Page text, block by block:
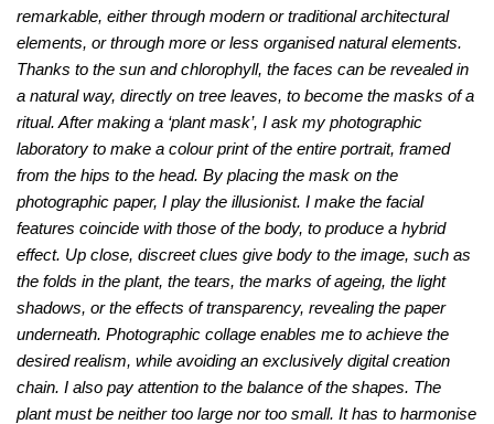
remarkable, either through modern or traditional architectural
elements, or through more or less organised natural elements.
Thanks to the sun and chlorophyll, the faces can be revealed in
a natural way, directly on tree leaves, to become the masks of a
ritual. After making a ‘plant mask’, I ask my photographic
laboratory to make a colour print of the entire portrait, framed
from the hips to the head. By placing the mask on the
photographic paper, I play the illusionist. I make the facial
features coincide with those of the body, to produce a hybrid
effect. Up close, discreet clues give body to the image, such as
the folds in the plant, the tears, the marks of ageing, the light
shadows, or the effects of transparency, revealing the paper
underneath. Photographic collage enables me to achieve the
desired realism, while avoiding an exclusively digital creation
chain. I also pay attention to the balance of the shapes. The
plant must be neither too large nor too small. It has to harmonise